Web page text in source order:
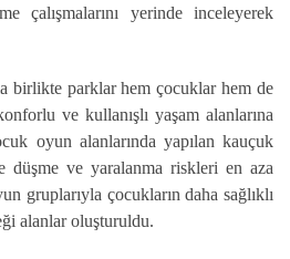
çalışmalarını yerinde inceleyerek
birlikte parklar hem çocuklar hem de
ve kullanışlı yaşam alanlarına
oyun alanlarında yapılan kauçuk
düşme ve yaralanma riskleri en aza
gruplarıyla çocukların daha sağlıklı
alanlar oluşturuldu.